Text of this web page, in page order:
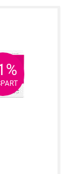
41%
GESPART